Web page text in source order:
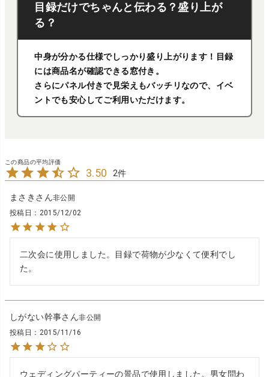
目録だけでちゃんと伝わる？盛り上が
る？
中身が分かる仕様でしっかり盛り上がります！目録
には商品名が確認できる窓付き。
さらにパネル付きで見栄えもバッチリなので、イベ
ントでも安心してご利用いただけます。
3.50 2
まさき
非公開
投稿日
2015/12/02
二次会に使用しました。目録で荷物が少なくて便利でし
た。
しがない幹事
非公開
投稿日
2015/11/16
ウェディングパーティーの景品で使用しました。男女問わ